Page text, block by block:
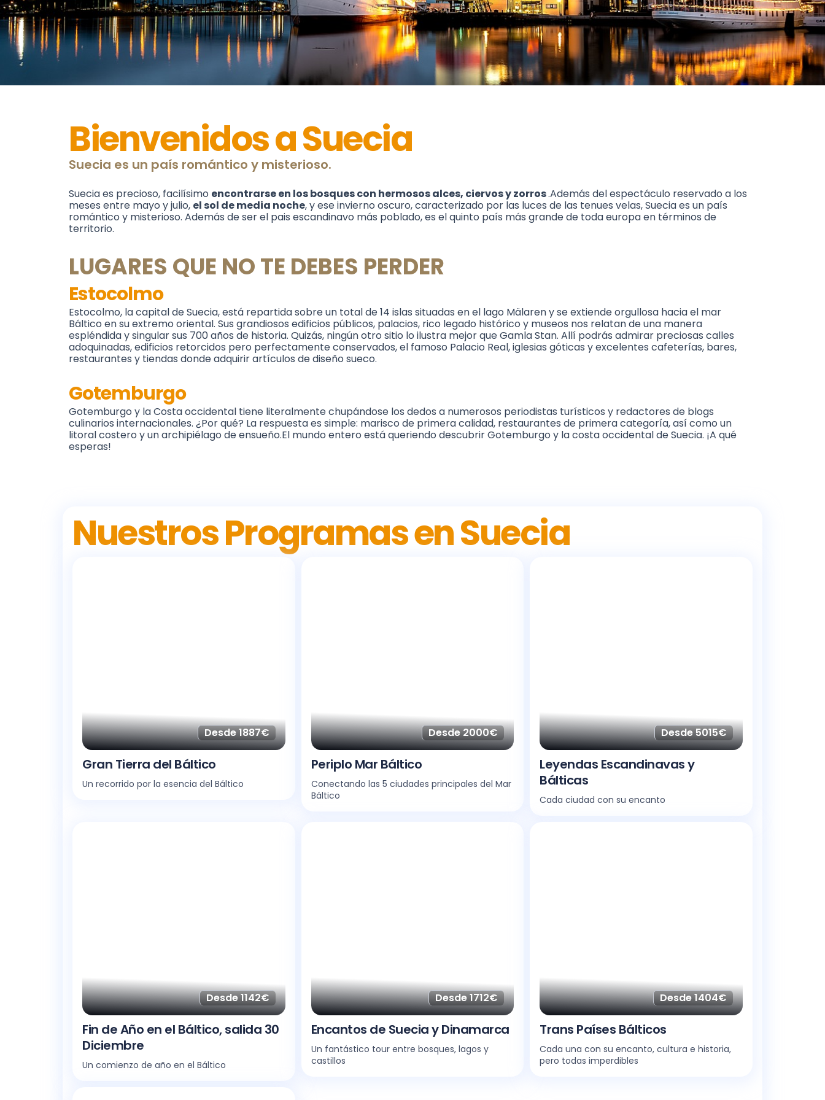
Bienvenidos a Suecia
Suecia es un país romántico y misterioso.
Suecia es precioso, facilísimo encontrarse en los bosques con hermosos alces, ciervos y zorros.Además del espectáculo reservado a los
meses entre mayo y julio, el sol de media noche, y ese invierno oscuro, caracterizado por las luces de las tenues velas, Suecia es un país
romántico y misterioso. Además de ser el pais escandinavo más poblado, es el quinto país más grande de toda europa en términos de
territorio.
LUGARES QUE NO TE DEBES PERDER
Estocolmo
Estocolmo, la capital de Suecia, está repartida sobre un total de 14 islas situadas en el lago Mälaren y se extiende orgullosa hacia el mar
Báltico en su extremo oriental. Sus grandiosos edificios públicos, palacios, rico legado histórico y museos nos relatan de una manera
espléndida y singular sus 700 años de historia. Quizás, ningún otro sitio lo ilustra mejor que Gamla Stan. Allí podrás admirar preciosas calles
adoquinadas, edificios retorcidos pero perfectamente conservados, el famoso Palacio Real, iglesias góticas y excelentes cafeterías, bares,
restaurantes y tiendas donde adquirir artículos de diseño sueco.
Gotemburgo
Gotemburgo y la Costa occidental tiene literalmente chupándose los dedos a numerosos periodistas turísticos y redactores de blogs
culinarios internacionales. ¿Por qué? La respuesta es simple: marisco de primera calidad, restaurantes de primera categoría, así como un
litoral costero y un archipiélago de ensueño.El mundo entero está queriendo descubrir Gotemburgo y la costa occidental de Suecia. ¡A qué
esperas!
Nuestros Programas en Suecia
Desde 1887€
Gran Tierra del Báltico
Un recorrido por la esencia del Báltico
Desde 2000€
Periplo Mar Báltico
Conectando las 5 ciudades principales del Mar
Báltico
Desde 5015€
Leyendas Escandinavas y
Bálticas
Cada ciudad con su encanto
Desde 1142€
Fin de Año en el Báltico, salida 30
Diciembre
Un comienzo de año en el Báltico
Desde 1712€
Encantos de Suecia y Dinamarca
Un fantástico tour entre bosques, lagos y
castillos
Desde 1404€
Trans Países Bálticos
Cada una con su encanto, cultura e historia,
pero todas imperdibles